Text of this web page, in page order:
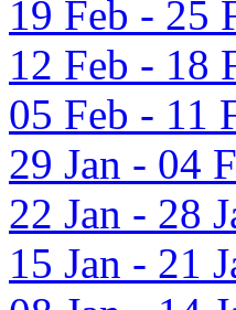
19 Feb - 25
12 Feb - 18
05 Feb - 11
29 Jan - 04
22 Jan - 28
15 Jan - 21